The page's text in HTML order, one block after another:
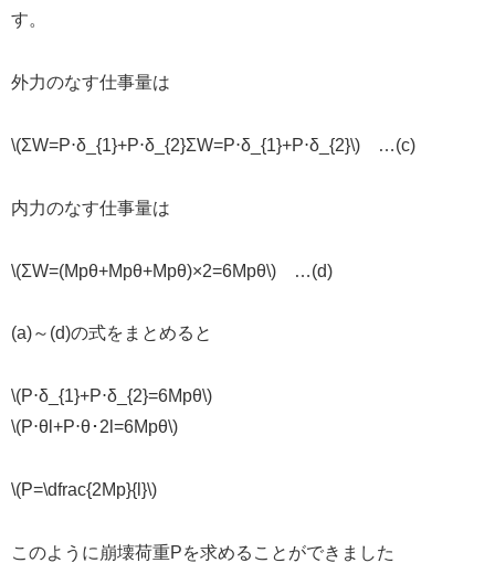
す。
外力のなす仕事量は
\(ΣW=P⋅δ_{1}+P⋅δ_{2}ΣW=P⋅δ_{1}+P⋅δ_{2}\) …(c)
内力のなす仕事量は
\(ΣW=(Mpθ+Mpθ+Mpθ)×2=6Mpθ\) …(d)
(a)～(d)の式をまとめると
\(P⋅δ_{1}+P⋅δ_{2}=6Mpθ\)
\(P⋅θl+P⋅θ･2l=6Mpθ\)
\(P=\dfrac{2Mp}{l}\)
このように崩壊荷重Pを求めることができました